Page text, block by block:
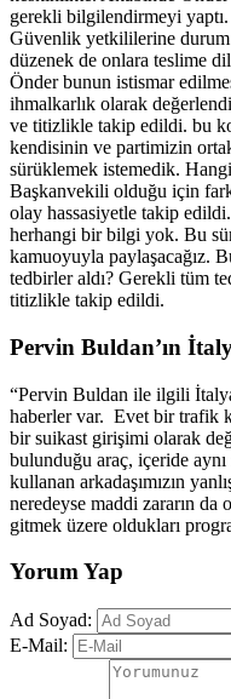
gerekli bilgilendirmeyi
Güvenlik yetkililerine
düzenek de onlara teslime
Önder bunun istismar
ihmalkarlık olarak
ve titizlikle takip edildi. bu
kendisinin ve partimizin
sürüklemek istemedik.
Başkanvekili olduğu için
olay hassasiyetle takip
herhangi bir bilgi yok. Bu
kamuoyuyla paylaşacağız.
tedbirler aldı? Gerekli tüm
titizlikle takip edildi.
Pervin Buldan’ın
“Pervin Buldan ile ilgili
haberler var. Evet bir trafik
bir suikast girişimi olarak
bulunduğu araç, içeride aynı
kullanan arkadaşımızın
neredeyse maddi zararın da
gitmek üzere oldukları
Yorum Yap
Ad Soyad:
E-Mail: